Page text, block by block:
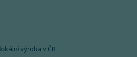
lokální výroba v ČR